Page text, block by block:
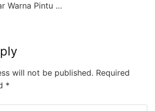
Warna Pintu …
will not be published. Required
*